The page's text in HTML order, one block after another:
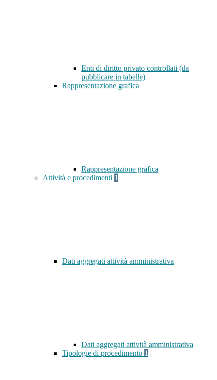
Enti di diritto privato controllati (da
pubblicare in tabelle)
Rappresentazione grafica
Rappresentazione grafica
Attività e procedimenti 1
Dati aggregati attività amministrativa
Dati aggregati attività amministrativa
Tipologie di procedimento 1